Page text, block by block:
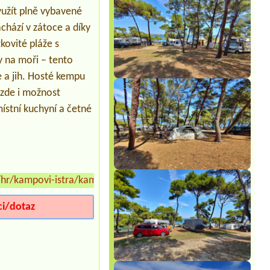
plně vybavené
v zátoce a díky
pláže s
na moři – tento
jih. Hosté kempu
i možnost
kuchyní a četné
kampovi-istra/kamp-arena-stupice »
dotaz